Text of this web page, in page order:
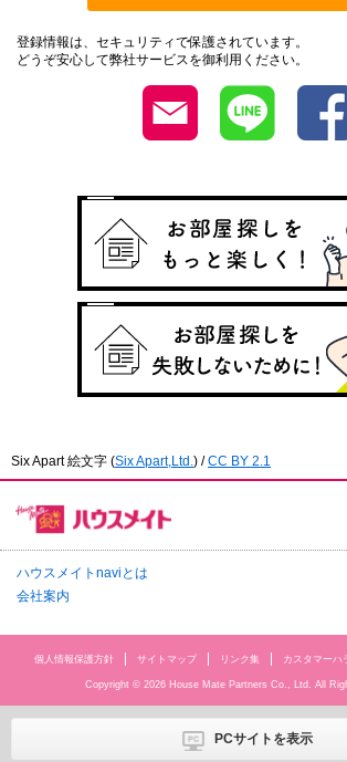
登録情報は、セキュリティで保護されています。
どうぞ安心して弊社サービスを御利用ください。
Six Apart 絵文字 (Six Apart,Ltd. ) /CC BY 2.1
ハウスメイトnaviとは
会社案内
個人情報保護方針 サイトマップ リンク集 カスタマーハ
Copyright © 2026 House Mate Partners Co., Ltd. All
PCサイトを表示